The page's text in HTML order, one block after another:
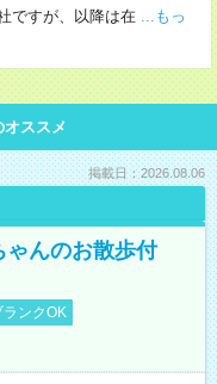
ですが、以降は在 ...もっ
ススメ
掲載日：2026.08.06
ゃんのお散歩付
ランクOK